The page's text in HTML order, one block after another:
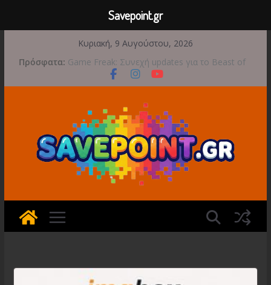
περιεχόμενο
Κυριακή, 9 Αυγούστου, 2026
Πρόσφατα: Game Freak: Συνεχή updates για το Beast of
Reincarnation μετά την ανάμεικτη υποδοχή
Μια φωτογραφική περιπέτεια συνεχίζεται στο
Διασχίστε τους ουρανούς με το Wild Blue
Skies αυτό το φθινόπωρο
Διακοπές και παιχνίδι για όλη την οικογένεια!
Έρχεται 1η Σεπτεμβρίου το Crimson Moon
Savepoint.gr